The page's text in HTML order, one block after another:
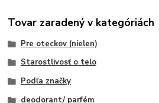
Tovar zaradený v kategóriách
Pre oteckov (nielen)
Starostlivosť o telo
Podľa značky
deodorant/ parfém